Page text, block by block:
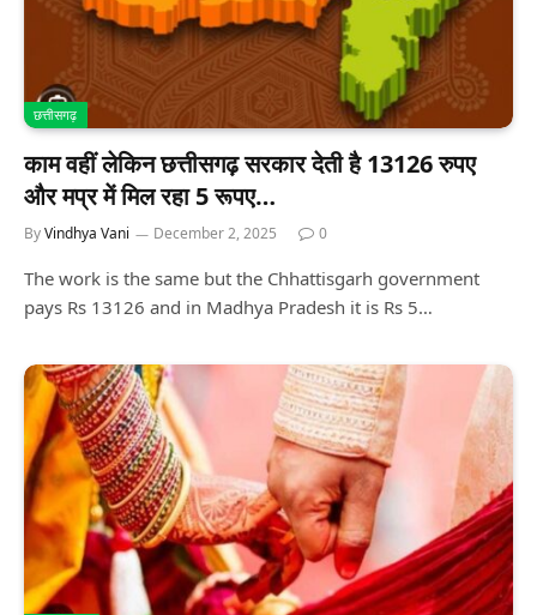
छत्तीसगढ़
काम वहीं लेकिन छत्तीसगढ़ सरकार देती है 13126 रुपए
और मप्र में मिल रहा 5 रूपए…
ByVindhya Vani December 2, 2025 0
The work is the same but the Chhattisgarh government
pays Rs 13126 and in Madhya Pradesh it is Rs 5…